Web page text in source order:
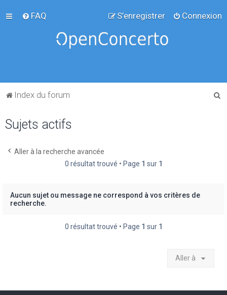
FAQ Connexion
S’enregistrer
Index du forum
Sujets actifs
Aller à la recherche avancée
0 résultat trouvé • Page 1 sur 1
Aucun sujet ou message ne correspond à vos critères de
recherche.
0 résultat trouvé • Page 1 sur 1
Aller à